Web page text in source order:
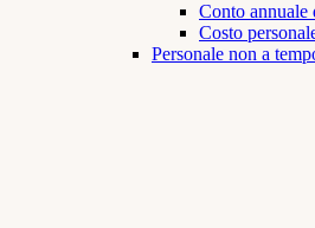
Conto annuale
Costo
Personale non a